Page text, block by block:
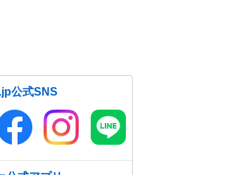
公式SNS